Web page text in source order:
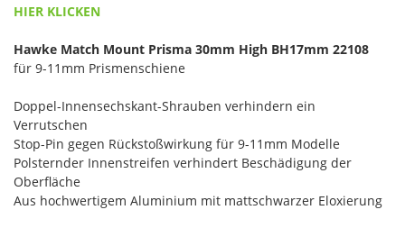
HIER KLICKEN
Hawke Match Mount Prisma 30mm High BH17mm 22108
für 9-11mm Prismenschiene
Doppel-Innensechskant-Shrauben verhindern ein
Verrutschen
Stop-Pin gegen Rückstoßwirkung für 9-11mm Modelle
Polsternder Innenstreifen verhindert Beschädigung der
Oberfläche
Aus hochwertigem Aluminium mit mattschwarzer Eloxierung